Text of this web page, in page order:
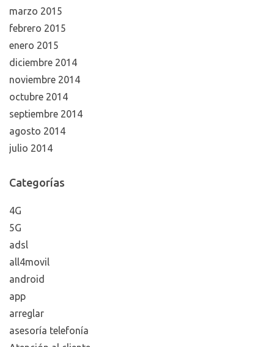
marzo 2015
febrero 2015
enero 2015
diciembre 2014
noviembre 2014
octubre 2014
septiembre 2014
agosto 2014
julio 2014
Categorías
4G
5G
adsl
all4movil
android
app
arreglar
asesoría telefonía